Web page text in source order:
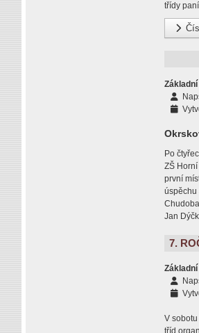
třídy
Po
ZŠ
první
úspěchu
Jan
7.
V sobotu
tříd